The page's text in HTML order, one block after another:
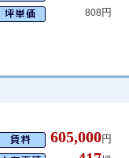
808円
605,000円